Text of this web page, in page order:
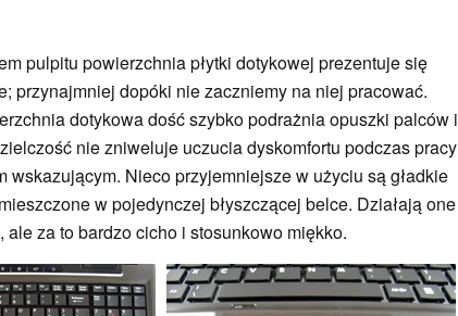
pulpitu powierzchnia płytki dotykowej prezentuje się
przynajmniej dopóki nie zaczniemy na niej pracować.
dotykowa dość szybko podrażnia opuszki palców i
nie zniweluje uczucia dyskomfortu podczas pracy
wskazującym. Nieco przyjemniejsze w użyciu są gładkie
w pojedynczej błyszczącej belce. Działają one
ale za to bardzo cicho i stosunkowo miękko.